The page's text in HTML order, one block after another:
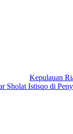
Kepulauan
Sholat Istisqo di